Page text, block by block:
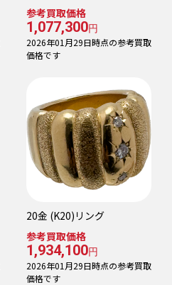
参考買取価格
1,077,300円
2026年01月29日時点の参考買取
価格です
20金 (K20)リング
参考買取価格
1,934,100円
2026年01月29日時点の参考買取
価格です